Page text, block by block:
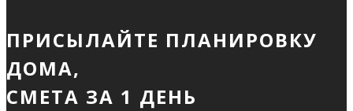
ПРИСЫЛАЙТЕ ПЛАНИРОВКУ
ДОМА,
СМЕТА ЗА 1 ДЕНЬ